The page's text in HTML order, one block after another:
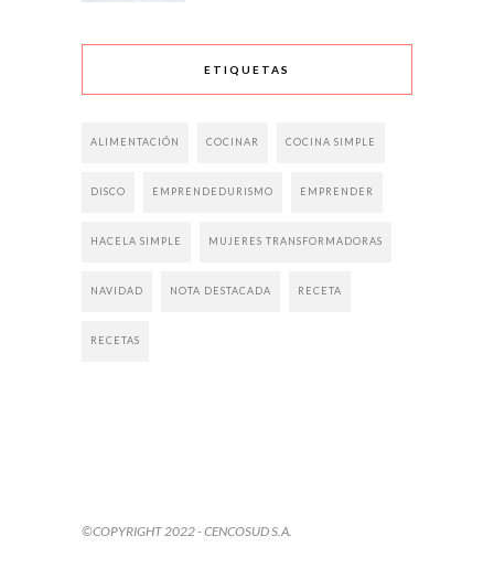
ETIQUETAS
ALIMENTACIÓN COCINAR COCINA SIMPLE
DISCO EMPRENDEDURISMO EMPRENDER
HACELA SIMPLE MUJERES TRANSFORMADORAS
NAVIDAD NOTA DESTACADA RECETA
RECETAS
©COPYRIGHT 2022 - CENCOSUD S.A.